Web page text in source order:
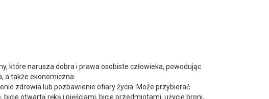
które narusza dobra i prawa osobiste człowieka, powodując
a także ekonomiczna.
zdrowia lub pozbawienie ofiary życia. Może przybierać
otwartą ręką i pięściami, bicie przedmiotami, użycie broni,